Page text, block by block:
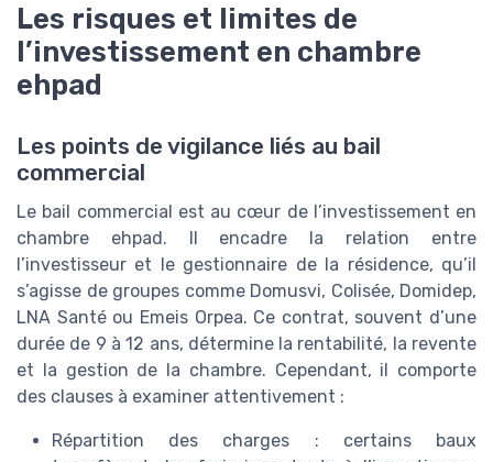
Les risques et limites de
l’investissement en chambre
ehpad
Les points de vigilance liés au bail
commercial
Le bail commercial est au cœur de l’investissement en
chambre ehpad. Il encadre la relation entre
l’investisseur et le gestionnaire de la résidence, qu’il
s’agisse de groupes comme Domusvi, Colisée, Domidep,
LNA Santé ou Emeis Orpea. Ce contrat, souvent d’une
durée de 9 à 12 ans, détermine la rentabilité, la revente
et la gestion de la chambre. Cependant, il comporte
des clauses à examiner attentivement :
Répartition des charges : certains baux